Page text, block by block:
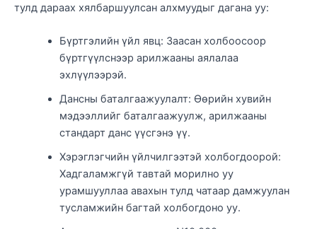
тулд дараах хялбаршуулсан алхмуудыг дагана уу:
Бүртгэлийн үйл явц: Заасан холбоосоор
бүртгүүлснээр арилжааны аялалаа
эхлүүлээрэй.
Дансны баталгаажуулалт: Өөрийн хувийн
мэдээллийг баталгаажуулж, арилжааны
стандарт данс үүсгэнэ үү.
Хэрэглэгчийн үйлчилгээтэй холбогдоорой:
Хадгаламжгүй тавтай морилно уу
урамшууллаа авахын тулд чатаар дамжуулан
тусламжийн багтай холбогдоно уу.